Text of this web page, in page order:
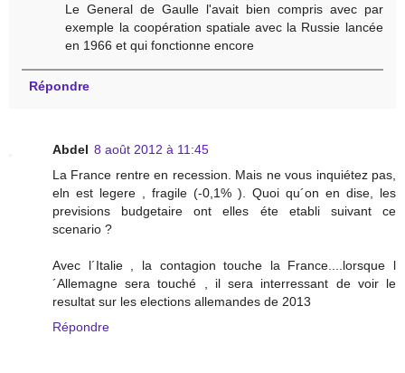
Le General de Gaulle l'avait bien compris avec par
exemple la coopération spatiale avec la Russie lancée
en 1966 et qui fonctionne encore
Répondre
Abdel 8 août 2012 à 11:45
La France rentre en recession. Mais ne vous inquiétez pas,
eln est legere , fragile (-0,1% ). Quoi qu´on en dise, les
previsions budgetaire ont elles éte etabli suivant ce
scenario ?
Avec l´Italie , la contagion touche la France....lorsque l
´Allemagne sera touché , il sera interressant de voir le
resultat sur les elections allemandes de 2013
Répondre